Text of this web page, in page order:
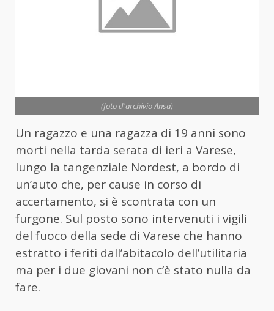
(foto d'archivio Ansa)
Un ragazzo e una ragazza di 19 anni sono
morti nella tarda serata di ieri a Varese,
lungo la tangenziale Nordest, a bordo di
un’auto che, per cause in corso di
accertamento, si è scontrata con un
furgone. Sul posto sono intervenuti i vigili
del fuoco della sede di Varese che hanno
estratto i feriti dall’abitacolo dell’utilitaria
ma per i due giovani non c’è stato nulla da
fare.